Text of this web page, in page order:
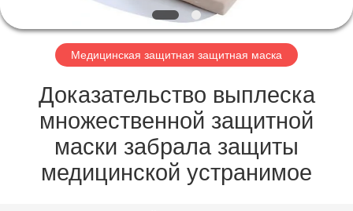
СВЯЖИТЕСЬ
МЫ
СПРОСИТЕ
ЦИТАТУ
КАРТА
САЙТА
Медицинская защитная защитная маска
Доказательство выплеска
множественной защитной
маски забрала защиты
медицинской устранимое